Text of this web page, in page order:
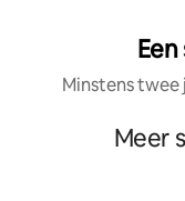
Minstens
Meer